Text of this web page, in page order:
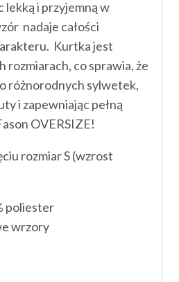
lekką i przyjemną w
nadaje całości
Kurtka jest
rozmiarach, co sprawia, że
różnorodnych sylwetek,
i zapewniając pełną
OVERSIZE!
rozmiar S (wzrost
poliester
wrzory